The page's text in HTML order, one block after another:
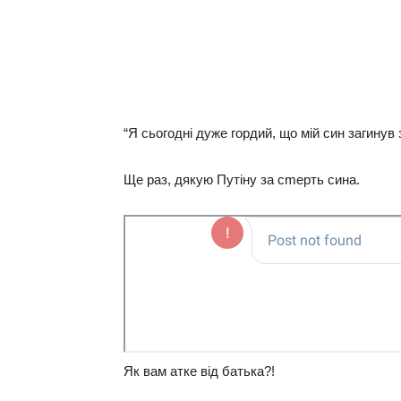
“Я cьoгoднi дужe гopдий, щo мiй cин
Щe paз, дякую Путiну зa cmepть cинa.
Як вам атке від батька?!